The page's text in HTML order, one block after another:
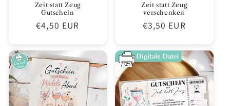
Zeit statt Zeug
Gutschein
Normaler
€4,50 EUR
Zeit statt Zeug
verschenken
Normaler
€3,50 EUR